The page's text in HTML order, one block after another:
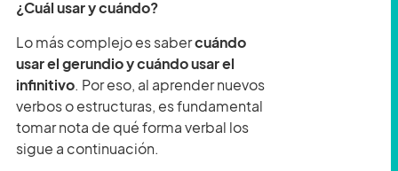
¿Cuál usar y cuándo?
Lo más complejo es sabercuándo
usar el gerundio y cuándo usar el
infinitivo. Por eso, al aprender nuevos
verbos o estructuras, es fundamental
tomar nota de qué forma verbal los
sigue a continuación.